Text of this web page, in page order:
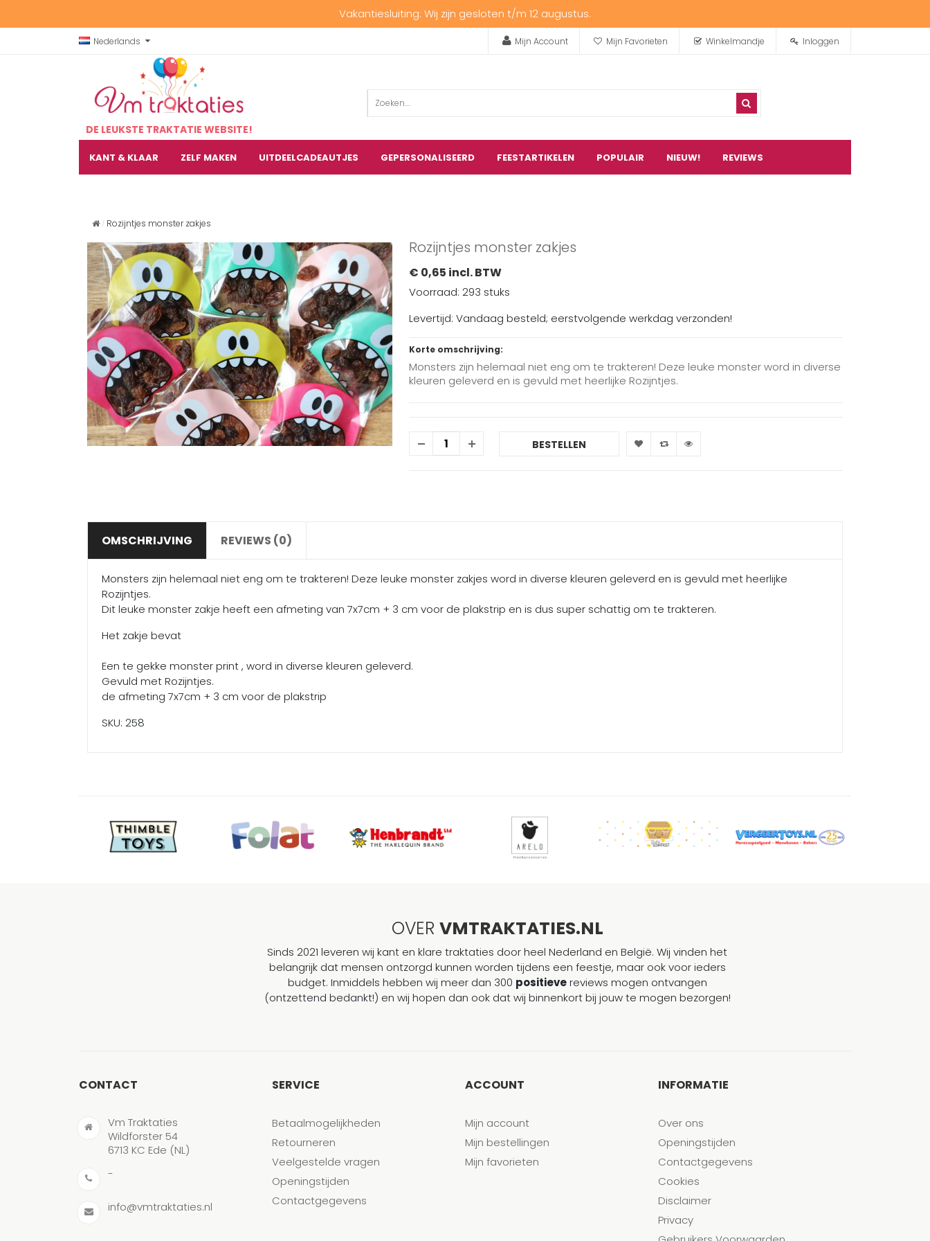
Vakantiesluiting: Wij zijn gesloten t/m 12 augustus.
Nederlands Mijn Account Mijn Favorieten Winkelmandje Inloggen
DE LEUKSTE TRAKTATIE WEBSITE!
KANT & KLAAR ZELF MAKEN UITDEELCADEAUTJES GEPERSONALISEERD FEESTARTIKELEN POPULAIR NIEUW! REVIEWS
Rozijntjes monster zakjes
Rozijntjes monster zakjes
€ 0,65 incl. BTW
Voorraad: 293 stuks
Levertijd: Vandaag besteld; eerstvolgende werkdag verzonden!
Korte omschrijving:
Monsters zijn helemaal niet eng om te trakteren! Deze leuke monster word in diverse
kleuren geleverd en is gevuld met heerlijke Rozijntjes.
BESTELLEN
OMSCHRIJVING REVIEWS (0)
Monsters zijn helemaal niet eng om te trakteren! Deze leuke monster zakjes word in diverse kleuren geleverd en is gevuld met heerlijke
Rozijntjes.
Dit leuke monster zakje heeft een afmeting van 7x7cm + 3 cm voor de plakstrip en is dus super schattig om te trakteren.
Het zakje bevat
Een te gekke monster print , word in diverse kleuren geleverd.
Gevuld met Rozijntjes.
de afmeting 7x7cm + 3 cm voor de plakstrip
SKU: 258
OVER VMTRAKTATIES.NL
Sinds 2021 leveren wij kant en klare traktaties door heel Nederland en België. Wij vinden het
belangrijk dat mensen ontzorgd kunnen worden tijdens een feestje, maar ook voor ieders
budget. Inmiddels hebben wij meer dan 300 positievereviews mogen ontvangen
(ontzettend bedankt!) en wij hopen dan ook dat wij binnenkort bij jouw te mogen bezorgen!
CONTACT
Vm Traktaties
Wildforster 54
6713 KC Ede (NL)
-
info@vmtraktaties.nl
SERVICE
Betaalmogelijkheden
Retourneren
Veelgestelde vragen
Openingstijden
Contactgegevens
ACCOUNT
Mijn account
Mijn bestellingen
Mijn favorieten
INFORMATIE
Over ons
Openingstijden
Contactgegevens
Cookies
Disclaimer
Privacy